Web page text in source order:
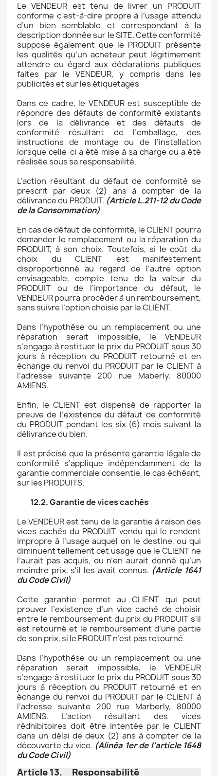
Le VENDEUR est tenu de livrer un PRODUIT
conforme c'est-à-dire propre à l’usage attendu
d’un bien semblable et correspondant à la
description donnée sur le SITE. Cette conformité
suppose également que le PRODUIT présente
les qualités qu’un acheteur peut légitimement
attendre eu égard aux déclarations publiques
faites par le VENDEUR, y compris dans les
publicités et sur les étiquetages
Dans ce cadre, le VENDEUR est susceptible de
répondre des défauts de conformité existants
lors de la délivrance et des défauts de
conformité résultant de l’emballage, des
instructions de montage ou de l’installation
lorsque celle-ci a été mise à sa charge ou a été
réalisée sous sa responsabilité.
L’action résultant du défaut de conformité se
prescrit par deux (2) ans à compter de la
délivrance du PRODUIT. (Article L.211-12 du Code
de la Consommation)
En cas de défaut de conformité, le CLIENT pourra
demander le remplacement ou la réparation du
PRODUIT, à son choix. Toutefois, si le coût du
choix du CLIENT est manifestement
disproportionné au regard de l’autre option
envisageable, compte tenu de la valeur du
PRODUIT ou de l’importance du défaut, le
VENDEUR pourra procéder à un remboursement,
sans suivre l’option choisie par le CLIENT.
Dans l’hypothèse ou un remplacement ou une
réparation serait impossible, le VENDEUR
s’engage à restituer le prix du PRODUIT sous 30
jours à réception du PRODUIT retourné et en
échange du renvoi du PRODUIT par le CLIENT à
l’adresse suivante 200 rue Maberly, 80000
AMIENS.
Enfin, le CLIENT est dispensé de rapporter la
preuve de l’existence du défaut de conformité
du PRODUIT pendant les six (6) mois suivant la
délivrance du bien.
Il est précisé que la présente garantie légale de
conformité s’applique indépendamment de la
garantie commerciale consentie, le cas échéant,
sur les PRODUITS.
12.2. Garantie de vices cachés
Le VENDEUR est tenu de la garantie à raison des
vices cachés du PRODUIT vendu qui le rendent
impropre à l’usage auquel on le destine, ou qui
diminuent tellement cet usage que le CLIENT ne
l’aurait pas acquis, ou n’en aurait donné qu’un
moindre prix, s'il les avait connus. (Article 1641
du Code Civil)
Cette garantie permet au CLIENT qui peut
prouver l’existence d’un vice caché de choisir
entre le remboursement du prix du PRODUIT s’il
est retourné et le remboursement d’une partie
de son prix, si le PRODUIT n’est pas retourné.
Dans l’hypothèse ou un remplacement ou une
réparation serait impossible, le VENDEUR
s’engage à restituer le prix du PRODUIT sous 30
jours à réception du PRODUIT retourné et en
échange du renvoi du PRODUIT par le CLIENT à
l’adresse suivante 200 rue Marberly, 80000
AMIENS. L’action résultant des vices
rédhibitoires doit être intentée par le CLIENT
dans un délai de deux (2) ans à compter de la
découverte du vice. (Alinéa 1er de l’article 1648
du Code Civil)
Article 13. Responsabilité